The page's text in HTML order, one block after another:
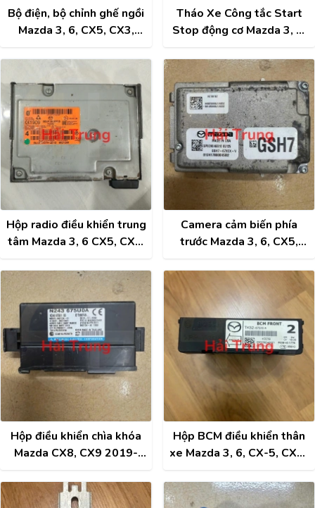
Bộ điện, bộ chỉnh ghế ngồi
Mazda 3, 6, CX5, CX3,
2026 Tháo Xe
Tháo Xe Công tắc Start
Stop động cơ Mazda 3, 6,
CX9
Hộp radio điều khiển trung
tâm Mazda 3, 6 CX5, CX3,
BBJP669C0B
Camera cảm biến phía
trước Mazda 3, 6, CX5,
Tháo Xe GSH767XCXV
Hộp điều khiển chìa khóa
Mazda CX8, CX9 2019-
N243675U0A
Hộp BCM điều khiển thân
xe Mazda 3, 6, CX-5, CX-9
TK52675X0A